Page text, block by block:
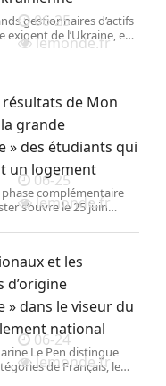
André Colombani.
gestionnaires d’actifs
exigent de l’Ukraine, en
avec la Russie, qu’elle
besoin de
pour assurer sa
sa survie.
06-25
lemonde.fr
résultats de Mon
grande
» des étudiants qui
un logement
complémentaire
s’ouvre le 25 juin
difficultés à trouver
06-25
lemonde.fr
et les
d’origine
» dans le viseur du
national
Le Pen distingue
de Français, le
06-24
lemonde.fr